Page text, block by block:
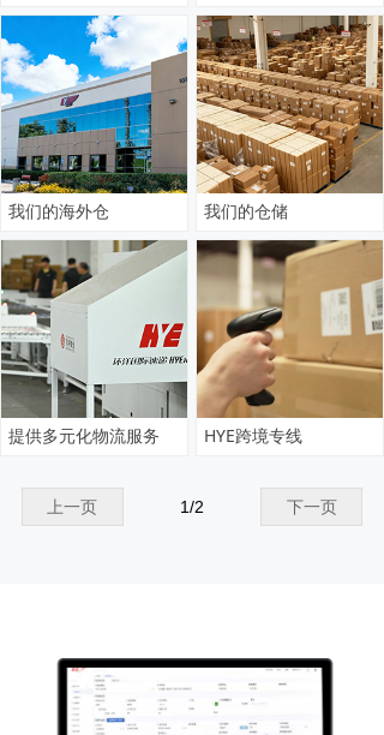
我们的海外仓 我们的仓储
提供多元化物流服务 HYE跨境专线
上一页 下一页
1/2